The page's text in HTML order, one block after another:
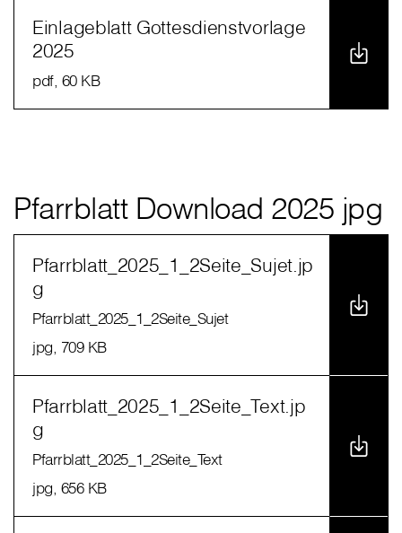
Einlageblatt Gottesdienstvorlage
2025
pdf, 60 KB
Pfarrblatt Download 2025 jpg
Pfarrblatt_2025_1_2Seite_Sujet.jp
g
Pfarrblatt_2025_1_2Seite_Sujet
jpg , 709 KB
Pfarrblatt_2025_1_2Seite_Text.jp
g
Pfarrblatt_2025_1_2Seite_Text
jpg , 656 KB